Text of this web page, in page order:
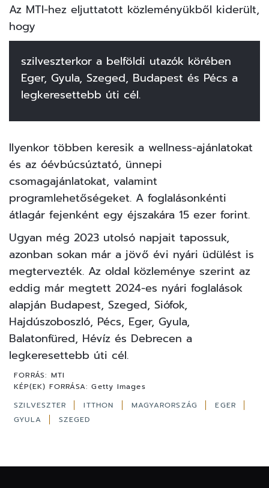
Az MTI-hez eljuttatott közleményükből kiderült,
hogy
szilveszterkor a belföldi utazók körében
Eger, Gyula, Szeged, Budapest és Pécs a
legkeresettebb úti cél.
Ilyenkor többen keresik a wellness-ajánlatokat
és az óévbúcsúztató, ünnepi
csomagajánlatokat, valamint
programlehetőségeket. A foglalásonkénti
átlagár fejenként egy éjszakára 15 ezer forint.
Ugyan még 2023 utolsó napjait tapossuk,
azonban sokan már a jövő évi nyári üdülést is
megtervezték. Az oldal közleménye szerint az
eddig már megtett 2024-es nyári foglalások
alapján Budapest, Szeged, Siófok,
Hajdúszoboszló, Pécs, Eger, Gyula,
Balatonfüred, Hévíz és Debrecen a
legkeresettebb úti cél.
FORRÁS: MTI
KÉP(EK) FORRÁSA: Getty Images
SZILVESZTER
ITTHON MAGYARORSZÁG
EGER
GYULA
SZEGED